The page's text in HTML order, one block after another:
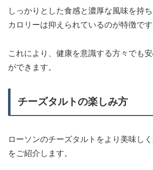
しっかりとした食感と濃厚な風味を持
カロリーは抑えられているのが特徴です
これにより、健康を意識する方々でも
ができます。
チーズタルトの楽しみ方
ローソンのチーズタルトをより美味し
をご紹介します。